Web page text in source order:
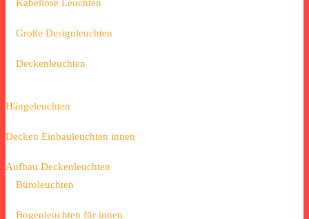
Kabellose Leuchten
Große Designleuchten
Deckenleuchten
Hängeleuchten
Decken Einbauleuchten innen
Aufbau Deckenleuchten
Büroleuchten
Bogenleuchten für innen